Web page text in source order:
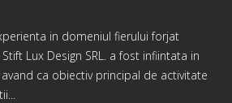
in domeniul fierului forjat
Lux Design SRL. a fost infiintata in
ca obiectiv principal de activitate